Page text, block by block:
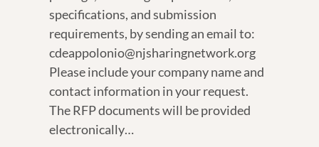
specifications, and submission
requirements, by sending an email to:
cdeappolonio@njsharingnetwork.org
Please include your company name and
contact information in your request.
The RFP documents will be provided
electronically…